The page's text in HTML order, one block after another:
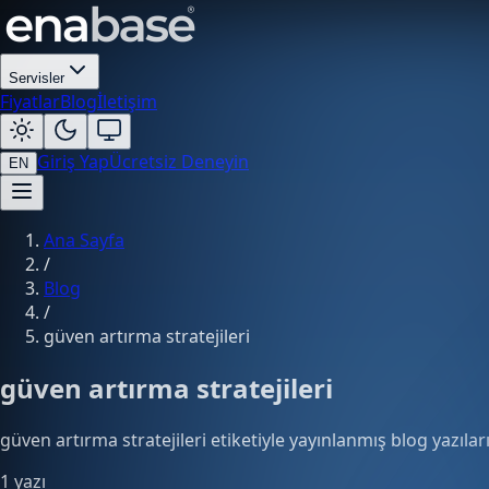
Servisler
FiyatlarBlogİletişim
EN Giriş YapÜcretsiz Deneyin
Ana Sayfa
/
Blog
/
güven artırma stratejileri
güven artırma stratejileri
güven artırma stratejileri etiketiyle yayınlanmış blog
1 yazı